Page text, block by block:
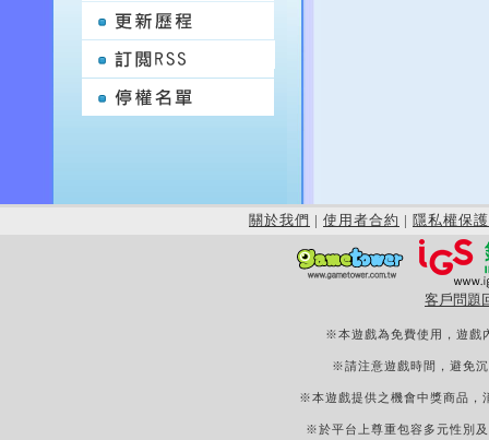
關於我們 | 使用者合約 | 隱私權保護
客戶問題
※本遊戲為免費使用，遊戲
※請注意遊戲時間，避免
※本遊戲提供之機會中獎商品，
※於平台上尊重包容多元性別